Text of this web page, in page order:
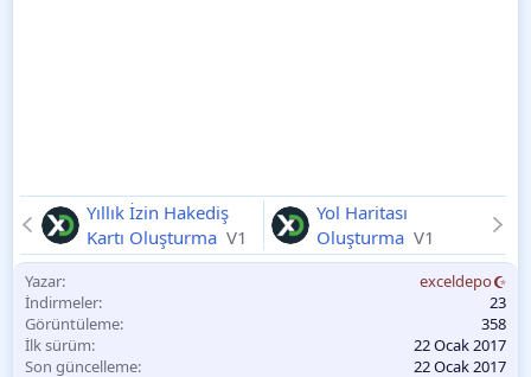
Yıllık İzin Hakediş
Kartı Oluşturma V1
Yol Haritası
Oluşturma V1
Yazar
exceldepo
İndirmeler
23
Görüntüleme
358
İlk sürüm
22 Ocak 2017
Son güncelleme
22 Ocak 2017